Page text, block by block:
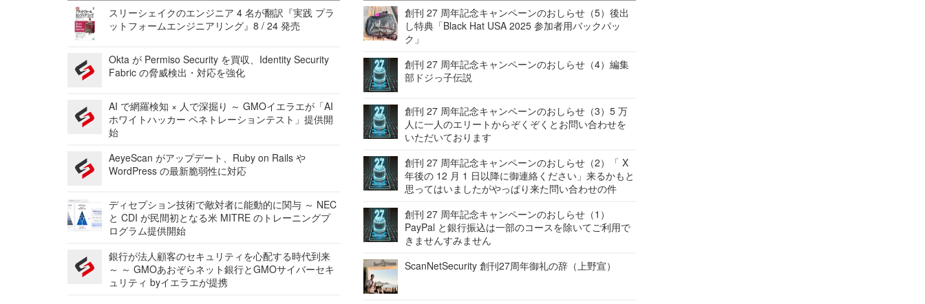
スリーシェイクのエンジニア 4 名が翻訳『実践 プラ
ットフォームエンジニアリング』8 / 24 発売
Okta が Permiso Security を買収、Identity Security
Fabric の脅威検出・対応を強化
AI で網羅検知 × 人で深掘り ～ GMOイエラエが「AI
ホワイトハッカー ペネトレーションテスト」提供開
始
AeyeScan がアップデート、Ruby on Rails や
WordPress の最新脆弱性に対応
ディセプション技術で敵対者に能動的に関与 ～ NEC
と CDI が民間初となる米 MITRE のトレーニングプ
ログラム提供開始
銀行が法人顧客のセキュリティを心配する時代到来
～ ～ GMOあおぞらネット銀行とGMOサイバーセキ
ュリティ byイエラエが提携
創刊 27 周年記念キャンペーンのおしらせ（5）後出
し特典「Black Hat USA 2025 参加者用バックパッ
ク」
創刊 27 周年記念キャンペーンのおしらせ（4）編集
部ドジっ子伝説
創刊 27 周年記念キャンペーンのおしらせ（3）5 万
人に一人のエリートからぞくぞくとお問い合わせを
いただいております
創刊 27 周年記念キャンペーンのおしらせ（2）「 X
年後の 12 月 1 日以降に御連絡ください」来るかもと
思ってはいましたがやっぱり来た問い合わせの件
創刊 27 周年記念キャンペーンのおしらせ（1）
PayPal と銀行振込は一部のコースを除いてご利用で
きませんすみません
ScanNetSecurity 創刊27周年御礼の辞（上野宣）